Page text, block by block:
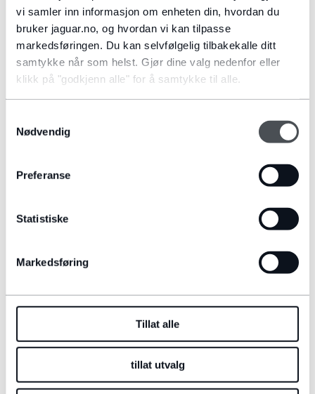
vi samler inn informasjon om enheten din, hvordan du
bruker jaguar.no, og hvordan vi kan tilpasse
markedsføringen. Du kan selvfølgelig tilbakekalle ditt
samtykke når som helst. Gjør dine valg nedenfor eller
klikk på "godkjenn alle" for å samtykke til alle.
Nødvendig
Preferanse
Statistiske
Markedsføring
Tillat alle
tillat utvalg
ANNBJØRG KRÜGER
Aftersales manager Jaguar Land Rover
TEL: +4793854708
VÅRE TJENESTER